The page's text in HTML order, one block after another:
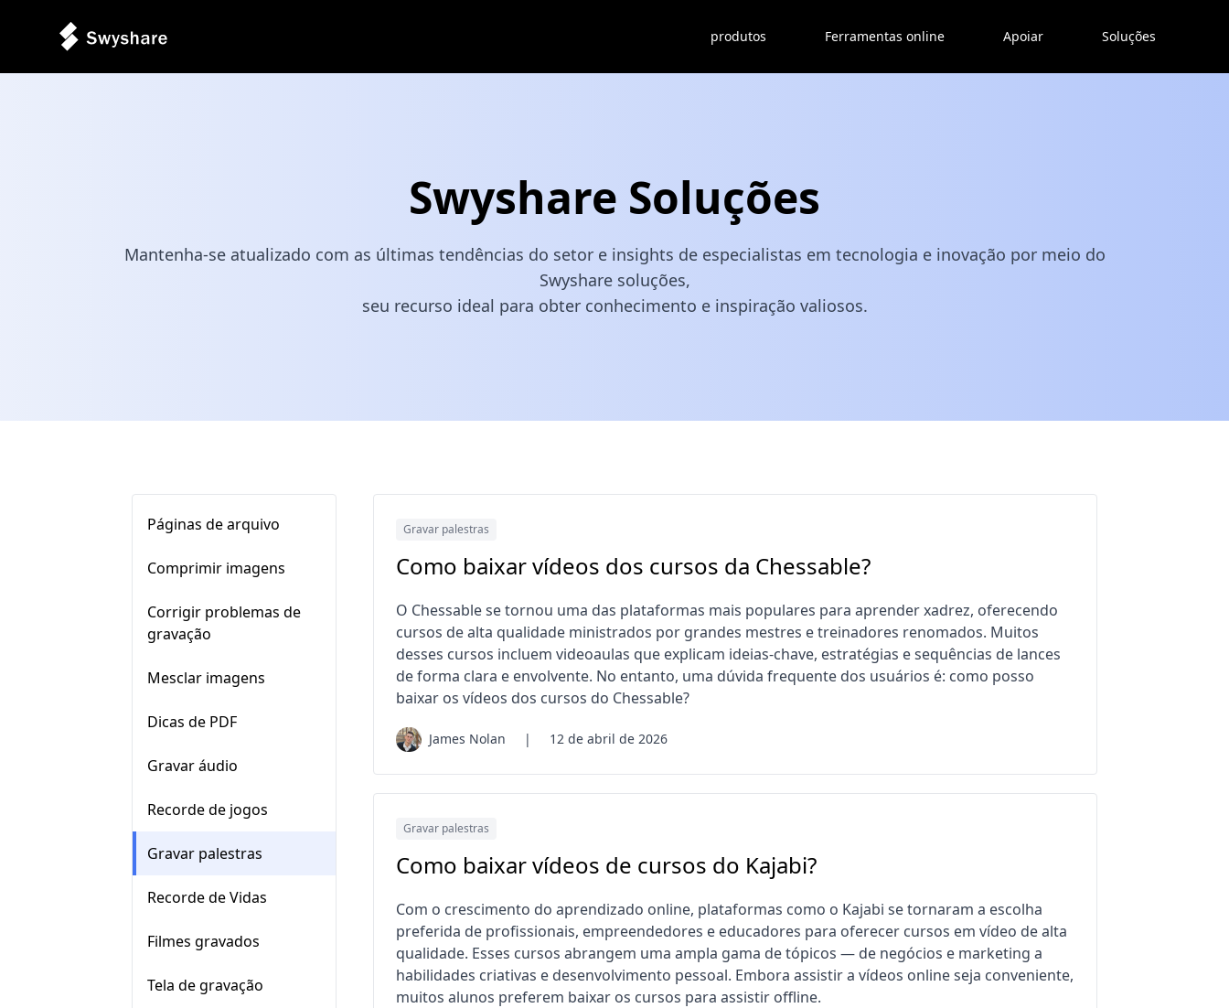
produtos Ferramentas online Apoiar Soluções
Swyshare Soluções
Mantenha-se atualizado com as últimas tendências do setor e insights de especialistas em tecnologia e inovação por meio do
Swyshare soluções,
seu recurso ideal para obter conhecimento e inspiração valiosos.
Páginas de arquivo
Comprimir imagens
Corrigir problemas de
gravação
Mesclar imagens
Dicas de PDF
Gravar áudio
Recorde de jogos
Gravar palestras
Recorde de Vidas
Filmes gravados
Tela de gravação
Gravar palestras
Como baixar vídeos dos cursos da Chessable?
O Chessable se tornou uma das plataformas mais populares para aprender xadrez, oferecendo
cursos de alta qualidade ministrados por grandes mestres e treinadores renomados. Muitos
desses cursos incluem videoaulas que explicam ideias-chave, estratégias e sequências de lances
de forma clara e envolvente. No entanto, uma dúvida frequente dos usuários é: como posso
baixar os vídeos dos cursos do Chessable?
James Nolan | 12 de abril de 2026
Gravar palestras
Como baixar vídeos de cursos do Kajabi?
Com o crescimento do aprendizado online, plataformas como o Kajabi se tornaram a escolha
preferida de profissionais, empreendedores e educadores para oferecer cursos em vídeo de alta
qualidade. Esses cursos abrangem uma ampla gama de tópicos — de negócios e marketing a
habilidades criativas e desenvolvimento pessoal. Embora assistir a vídeos online seja conveniente,
muitos alunos preferem baixar os cursos para assistir offline.